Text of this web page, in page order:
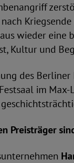
wieder eine
Kultur und
des
im Max-
Preisträger